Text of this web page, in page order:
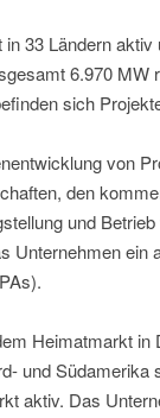
33 Ländern
6.970 MW
sich
von
den
und
Unternehmen ein
Heimatmarkt in
und
aktiv. Das